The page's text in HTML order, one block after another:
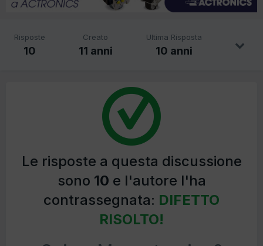
Risposte
10
Creato
11 anni
Ultima Risposta
10 anni
Le risposte a questa discussione
sono 10 e l'autore l'ha
contrassegnata: DIFETTO
RISOLTO!